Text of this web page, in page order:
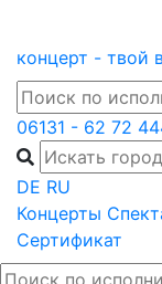
content
концерт - твой
06131 - 62 72
DE RU
Концерты
Сертификат